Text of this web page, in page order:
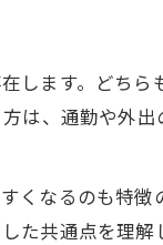
します。どち
は、通勤や外
くなるのも特
た共通点を理